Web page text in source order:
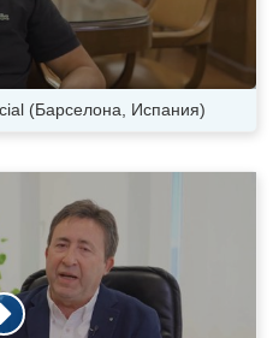
(Барселона, Испания)